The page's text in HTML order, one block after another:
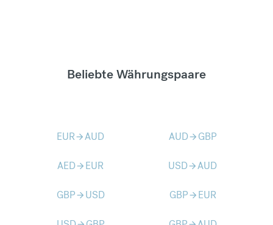
Beliebte Währungspaare
EURarrow_forwardAUD AUDarrow_forward GBP
AEDarrow_forward EUR USDarrow_forwardAUD
GBParrow_forward USD GBParrow_forward EUR